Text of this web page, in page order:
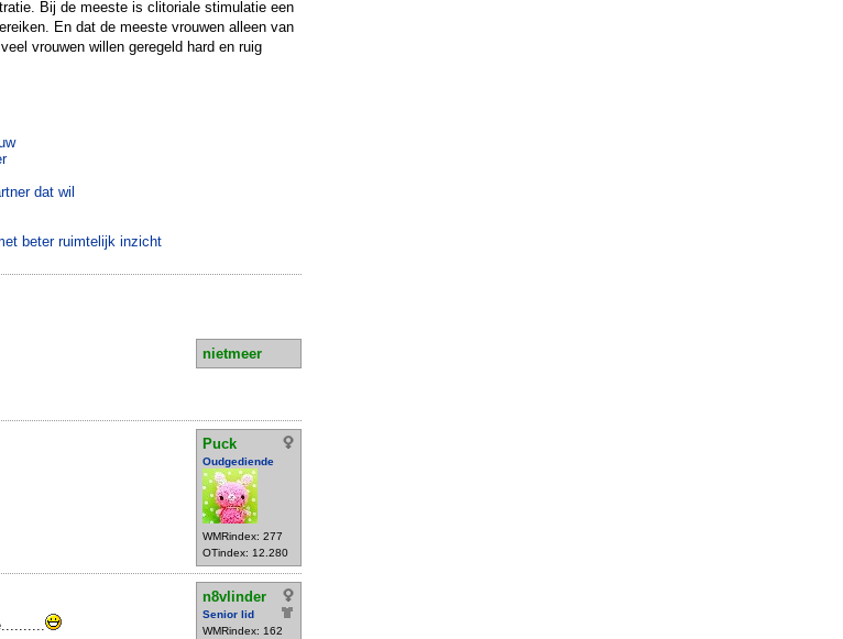
Bij de meeste is clitoriale stimulatie een
En dat de meeste vrouwen alleen van
vrouwen willen geregeld hard en ruig
dat wil
beter ruimtelijk inzicht
nietmeer
Puck
Oudgediende
WMRindex: 277
OTindex: 12.280
n8vlinder
Senior lid
WMRindex: 162